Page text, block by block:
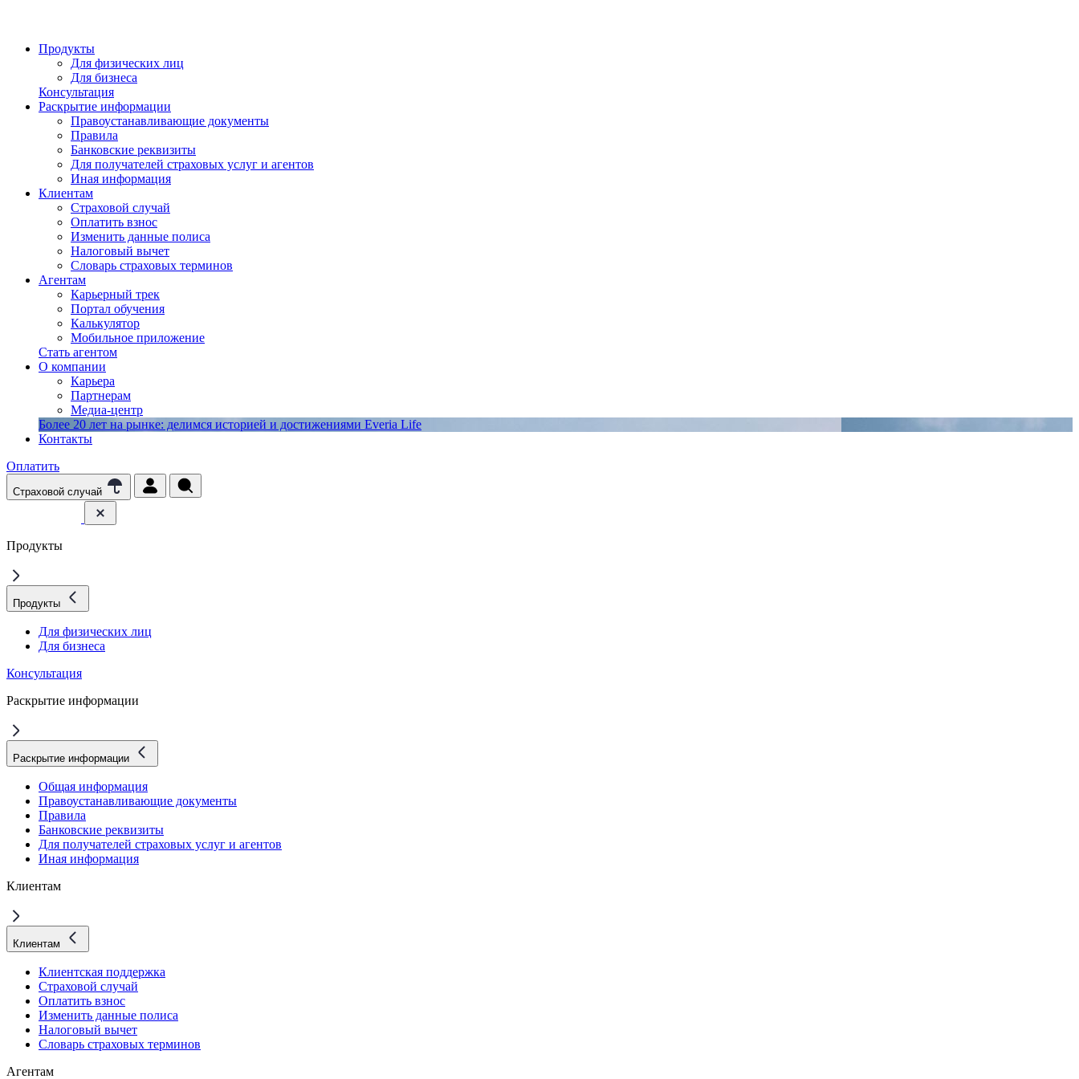
Продукты
Для физических лиц
Для бизнеса
Консультация
Раскрытие информации
Правоустанавливающие документы
Правила
Банковские реквизиты
Для получателей страховых услуг и агентов
Иная информация
Клиентам
Страховой случай
Оплатить взнос
Изменить данные полиса
Налоговый вычет
Словарь страховых терминов
Агентам
Карьерный трек
Портал обучения
Калькулятор
Мобильное приложение
Стать агентом
О компании
Карьера
Партнерам
Медиа-центр
Более 20 лет на рынке: делимся историей и достижениями Everia Life
Контакты
Оплатить
Страховой случай
Продукты
Продукты
Для физических лиц
Для бизнеса
Консультация
Раскрытие информации
Раскрытие информации
Общая информация
Правоустанавливающие документы
Правила
Банковские реквизиты
Для получателей страховых услуг и агентов
Иная информация
Клиентам
Клиентам
Клиентская поддержка
Страховой случай
Оплатить взнос
Изменить данные полиса
Налоговый вычет
Словарь страховых терминов
Агентам